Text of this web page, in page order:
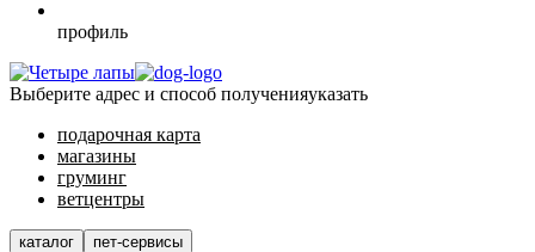
профиль
Выберите адрес и способ полученияуказать
подарочная карта
магазины
груминг
ветцентры
каталог пет-сервисы